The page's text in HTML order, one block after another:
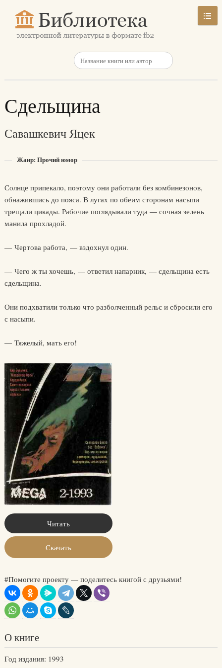
Сдельщина
Савашкевич Яцек
Жанр: Прочий юмор
Солнце припекало, поэтому они работали без комбинезонов,
обнажившись до пояса. В лугах по обеим сторонам насыпи
трещали цикады. Рабочие поглядывали туда — сочная зелень
манила прохладой.
— Чертова работа, — вздохнул один.
— Чего ж ты хочешь, — ответил напарник, — сдельщина есть
сдельщина.
Они подхватили только что разболченный рельс и сбросили его
с насыпи.
— Тяжелый, мать его!
Читать
Скачать
#Помогите проекту — поделитесь книгой с друзьями!
О книге
Год издания: 1993